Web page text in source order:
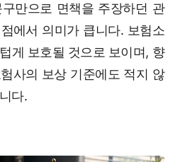
만으로 면책을 주장하던 관
에서 의미가 큽니다. 보험소
게 보호될 것으로 보이며, 향
사의 보상 기준에도 적지 않
다.